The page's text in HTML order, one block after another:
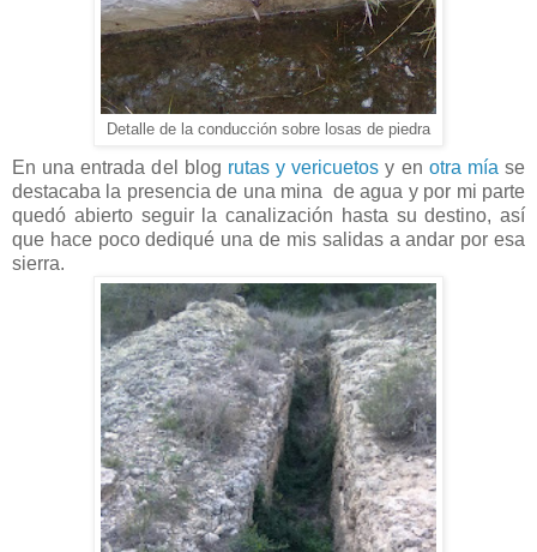
Detalle de la conducción sobre losas de piedra
En una entrada del blog rutas y vericuetos y en otra míase
destacaba la presencia de una mina de agua y por mi parte
quedó abierto seguir la canalización hasta su destino, así
que hace poco dediqué una de mis salidas a andar por esa
sierra.